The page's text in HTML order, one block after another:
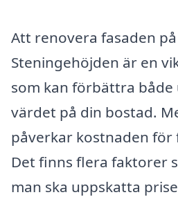
Att renovera fasaden
Steningehöjden är en
som kan förbättra både
värdet på din bostad.
påverkar kostnaden för
Det finns flera faktorer
man ska uppskatta